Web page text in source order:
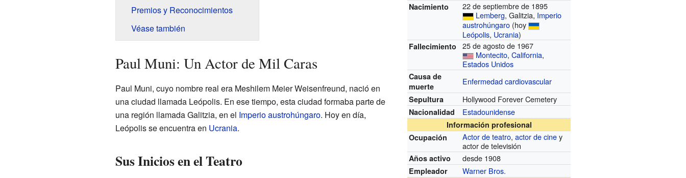
Nacimiento
22 de septiembre de 1895
Lemberg, Galitzia, Imperio
austrohúngaro (hoy
Leópolis, Ucrania)
Fallecimiento
25 de agosto de 1967
Montecito,California,
Estados Unidos
Causa de
muerte
Enfermedad cardiovascular
Sepultura Hollywood Forever Cemetery
Nacionalidad Estadounidense
Información profesional
Ocupación
Actor de teatro,actor de ciney
actor de televisión
Años activo desde 1908
Empleador Warner Bros.
Premios y Reconocimientos
Véase también
Paul Muni: Un Actor de Mil Caras
Paul Muni, cuyo nombre real era Meshilem Meier Weisenfreund, nació en
una ciudad llamada Leópolis. En ese tiempo, esta ciudad formaba parte de
una región llamada Galitzia, en el Imperio austrohúngaro. Hoy en día,
Leópolis se encuentra en Ucrania.
Sus Inicios en el Teatro